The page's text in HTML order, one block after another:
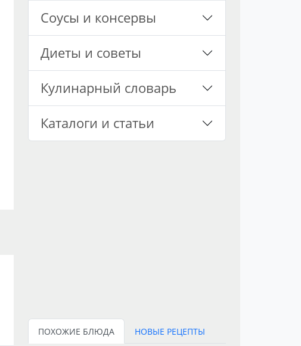
Соусы и консервы
Диеты и советы
Кулинарный словарь
Каталоги и статьи
ПОХОЖИЕ БЛЮДА НОВЫЕ РЕЦЕПТЫ